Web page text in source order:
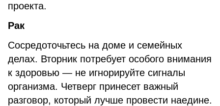
проекта.
Рак
Сосредоточьтесь на доме и семейных
делах. Вторник потребует особого внимания
к здоровью — не игнорируйте сигналы
организма. Четверг принесет важный
разговор, который лучше провести наедине.